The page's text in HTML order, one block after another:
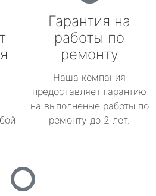
Гарантия на
работы по
ремонту
Наша компания
предоставляет гарантию
на выполненые работы по
ремонту до 2 лет.